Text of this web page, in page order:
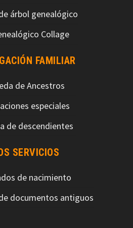
árbol genealógico
Collage
FAMILIAR
de Ancestros
especiales
de descendientes
SERVICIOS
de nacimiento
documentos antiguos